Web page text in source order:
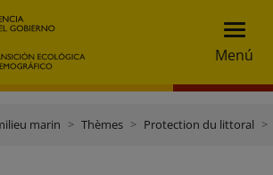
Menú
marin Thèmes Protection du littoral